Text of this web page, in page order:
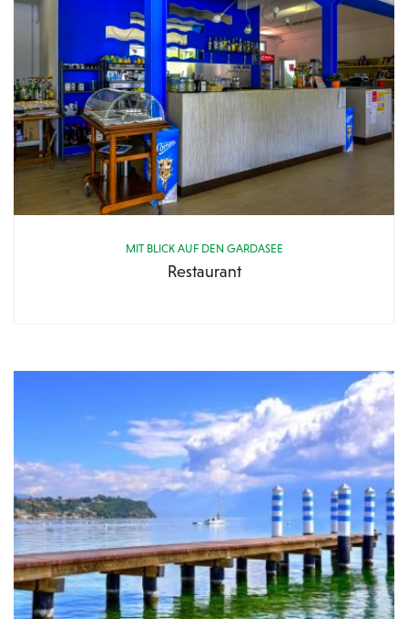
MIT BLICK AUF DEN GARDASEE
Restaurant